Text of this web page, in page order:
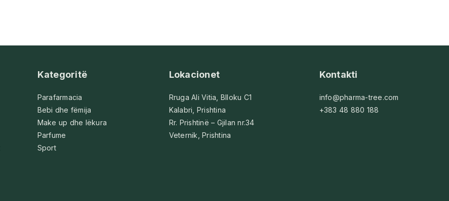
Kategoritë
Parafarmacia
Bebi dhe fëmija
Make up dhe lëkura
Parfume
Sport
Lokacionet
Rruga Ali Vitia, Blloku C1
Kalabri, Prishtina
Rr. Prishtinë – Gjilan nr.34
Veternik, Prishtina
Kontakti
info@pharma-tree.com
+383 48 880 188